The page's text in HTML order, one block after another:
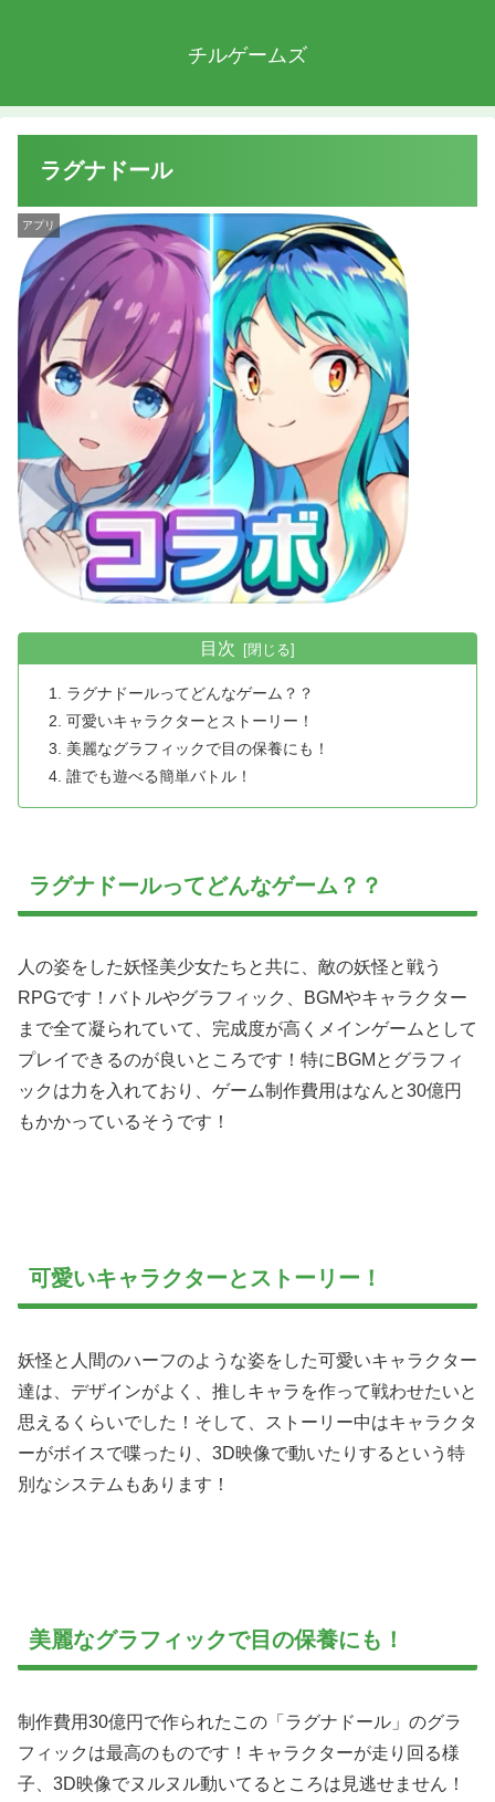
チルゲームズ
ラグナドール
アプリ
目次
ラグナドールってどんなゲーム？？
可愛いキャラクターとストーリー！
美麗なグラフィックで目の保養にも！
誰でも遊べる簡単バトル！
ラグナドールってどんなゲーム？？
人の姿をした妖怪美少女たちと共に、敵の妖怪と戦う
RPGです！バトルやグラフィック、BGMやキャラクター
まで全て凝られていて、完成度が高くメインゲームとして
プレイできるのが良いところです！特にBGMとグラフィ
ックは力を入れており、ゲーム制作費用はなんと30億円
もかかっているそうです！
可愛いキャラクターとストーリー！
妖怪と人間のハーフのような姿をした可愛いキャラクター
達は、デザインがよく、推しキャラを作って戦わせたいと
思えるくらいでした！そして、ストーリー中はキャラクタ
ーがボイスで喋ったり、3D映像で動いたりするという特
別なシステムもあります！
美麗なグラフィックで目の保養にも！
制作費用30億円で作られたこの「ラグナドール」のグラ
フィックは最高のものです！キャラクターが走り回る様
子、3D映像でヌルヌル動いてるところは見逃せません！